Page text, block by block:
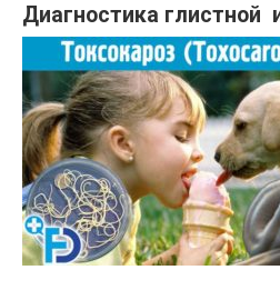
Диагностика глистной